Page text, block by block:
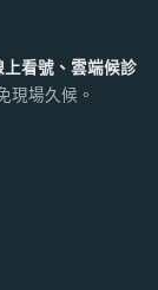
上看號、雲端候診
場久候。